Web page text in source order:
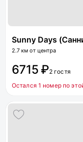
Sunny Days (Санни
2.7 км от центра
6715 ₽2 гостя
Остался 1 номер по